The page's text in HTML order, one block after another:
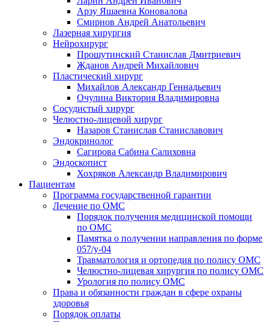
Арзу Яшаевна Коновалова
Смирнов Андрей Анатольевич
Лазерная хирургия
Нейрохирург
Прошутинский Станислав Дмитриевич
Жданов Андрей Михайлович
Пластический хирург
Михайлов Александр Геннадьевич
Очулина Виктория Владимировна
Сосудистый хирург
Челюстно-лицевой хирург
Назаров Станислав Станиславович
Эндокринолог
Сагирова Сабина Салиховна
Эндоскопист
Хохряков Александр Владимирович
Пациентам
Программа государственной гарантии
Лечение по ОМС
Порядок получения медицинской помощи
по ОМС
Памятка о получении направления по форме
057/у-04
Травматология и ортопедия по полису ОМС
Челюстно-лицевая хирургия по полису ОМС
Урология по полису ОМС
Права и обязанности граждан в сфере охраны
здоровья
Порядок оплаты